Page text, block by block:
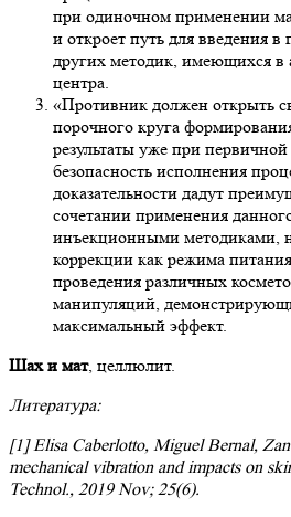
при одиночном применении
и откроет путь для введения
других методик, имеющихся в
центра.
«Противник должен открыть
порочного круга
результаты уже при
безопасность исполнения
доказательности дадут
сочетании применения
инъекционными методиками,
коррекции как режима
проведения различных
манипуляций,
максимальный эффект.
Шах и мат, целлюлит.
Литература:
[1]Elisa Caberlotto, Miguel Bernal,
mechanical vibration and impacts on
Technol., 2019 Nov; 25(6).